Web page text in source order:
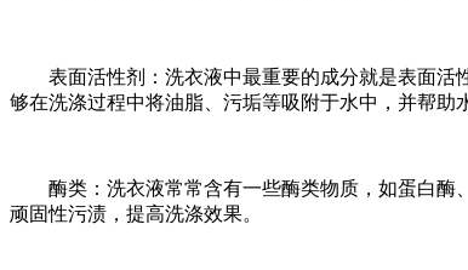
表面活性剂：洗衣液中最重要的成分就是表面活
够在洗涤过程中将油脂、污垢等吸附于水中，并帮助
酶类：洗衣液常常含有一些酶类物质，如蛋白酶、
顽固性污渍，提高洗涤效果。